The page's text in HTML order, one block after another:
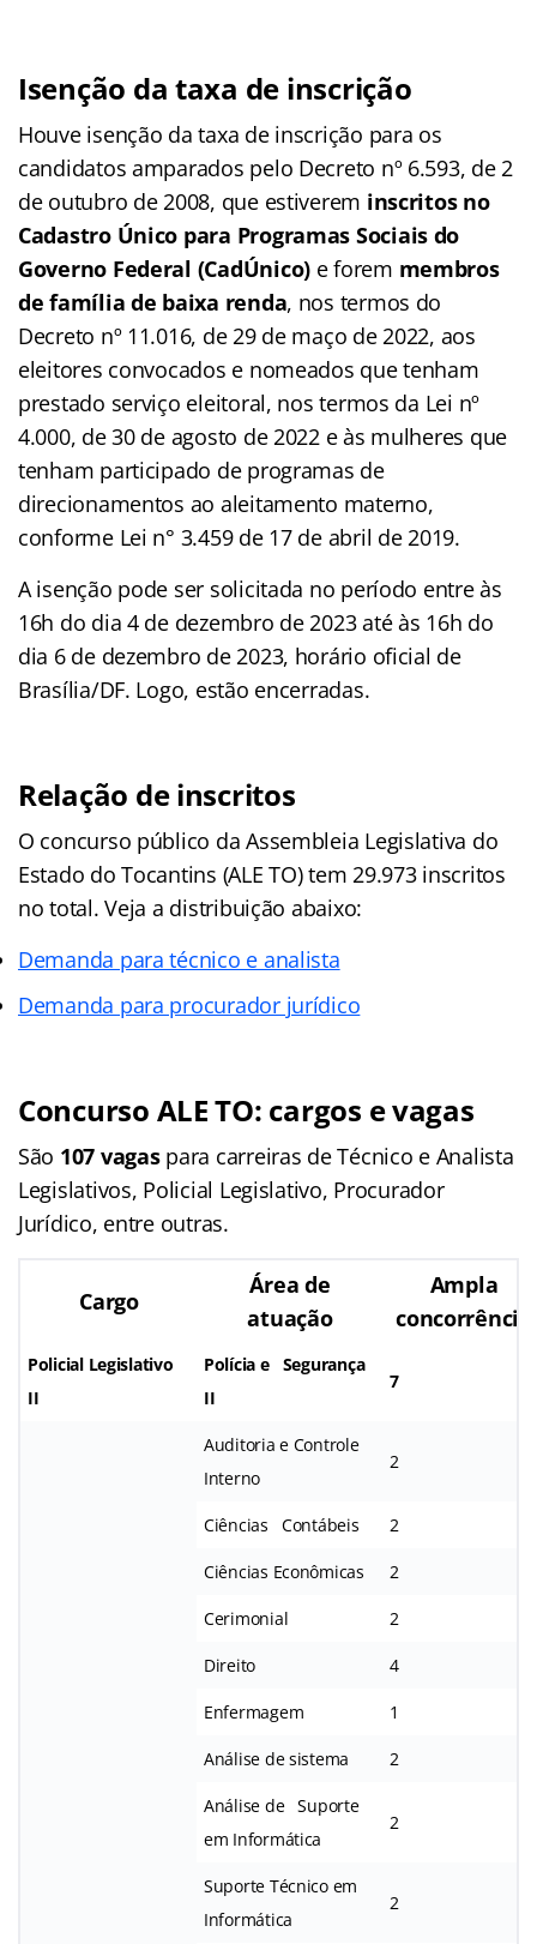
Isenção da taxa de inscrição
Houve isenção da taxa de inscrição para os
candidatos amparados pelo Decreto nº 6.593, de 2
de outubro de 2008, que estiverem inscritos no
Cadastro Único para Programas Sociais do
Governo Federal (CadÚnico)e forem membros
de família de baixa renda, nos termos do
Decreto nº 11.016, de 29 de maço de 2022, aos
eleitores convocados e nomeados que tenham
prestado serviço eleitoral, nos termos da Lei nº
4.000, de 30 de agosto de 2022 e às mulheres que
tenham participado de programas de
direcionamentos ao aleitamento materno,
conforme Lei n° 3.459 de 17 de abril de 2019.
A isenção pode ser solicitada no período entre às
16h do dia 4 de dezembro de 2023 até às 16h do
dia 6 de dezembro de 2023, horário oficial de
Brasília/DF. Logo, estão encerradas.
Relação de inscritos
O concurso público da Assembleia Legislativa do
Estado do Tocantins (ALE TO) tem 29.973 inscritos
no total. Veja a distribuição abaixo:
Demanda para técnico e analista
Demanda para procurador jurídico
Concurso ALE TO: cargos e vagas
São 107 vagaspara carreiras de Técnico e Analista
Legislativos, Policial Legislativo, Procurador
Jurídico, entre outras.
Cargo
Área de
atuação
Ampla
concorrência
Policial Legislativo
II
Polícia e Segurança
II
7
Auditoria e Controle
Interno
2
Ciências Contábeis 2
Ciências Econômicas 2
Cerimonial 2
Direito 4
Enfermagem 1
Análise de sistema 2
Análise de Suporte
em Informática
2
Suporte Técnico em
Informática
2